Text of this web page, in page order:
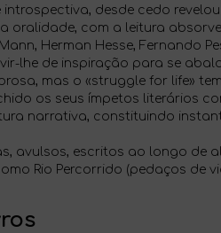
introspectiva, desde cedo
oralidade, com a leitura
Herman Hesse, Fernando
lhe de inspiração para se
mas o «struggle for life»
os seus ímpetos literários
narrativa, constituindo
avulsos, escritos ao longo de
Rio Percorrido (pedaços de